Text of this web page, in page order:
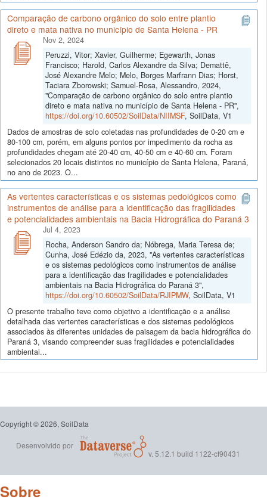
Comparação de carbono orgânico do solo entre plantio
direto e mata nativa no município de Santa Helena - PR
Nov 2, 2024
Peruzzi, Vitor; Xavier, Guilherme; Egewarth, Jonas
Francisco; Harold, Carlos Alexandre da Silva; Demattê,
José Alexandre Melo; Melo, Borges Marfrann Dias; Horst,
Taciara Zborowski; Samuel-Rosa, Alessandro, 2024,
"Comparação de carbono orgânico do solo entre plantio
direto e mata nativa no município de Santa Helena - PR",
https://doi.org/10.60502/SoilData/NIIMSF, SoilData, V1
Dados de amostras de solo coletadas nas profundidades de 0-20 cm e
80-100 cm, porém, em alguns pontos por impedimento da rocha as
profundidades chegam até 20-40 cm, 40-50 cm e 40-60 cm. Foram
selecionados 20 locais distintos no município de Santa Helena, Paraná,
no ano de 2023. O...
As vertentes características e os sistemas pedológicos como
instrumentos de análise para a identificação das fragilidades
e potencialidades ambientais na Bacia Hidrográfica do Paraná 3
Jul 4, 2023
Rocha, Anderson Sandro da; Nóbrega, Maria Teresa de;
Cunha, José Edézio da, 2023, "As vertentes características
e os sistemas pedológicos como instrumentos de análise
para a identificação das fragilidades e potencialidades
ambientais na Bacia Hidrográfica do Paraná 3",
https://doi.org/10.60502/SoilData/RJIPMW, SoilData, V1
O presente trabalho teve como objetivo a identificação e a análise
detalhada das vertentes características e dos sistemas pedológicos
associados às diferentes unidades de paisagem da bacia hidrográfica do
Paraná 3, visando compreender suas fragilidades e potencialidades
ambientai...
Copyright © 2026, SoilData
Desenvolvido por
v. 5.12.1 build 1122-cf90431
Sobre